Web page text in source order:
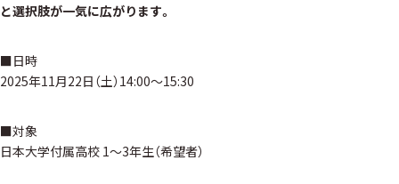
と選択肢が一気に広がります。
■日時
2025年11月22日（土）14:00～15:30
■対象
日本大学付属高校 1～3年生（希望者）